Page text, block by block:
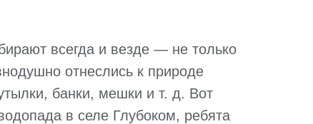
всегда и везде — не только
отнеслись к природе
банки, мешки и т. д. Вот
в селе Глубоком, ребята